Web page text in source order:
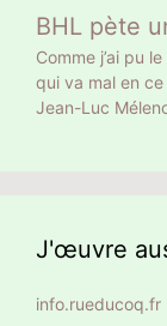
Donc la moitié
faire barrage à
chaînes d’info
éditorialise. Peu
faire confiance
Français moyen
ans ce sont 216
empreinte
ne parle que de
BHL pète
Comme j’ai pu
qui va mal en
Jean-Luc
J'œuvre
info.rueducoq.fr